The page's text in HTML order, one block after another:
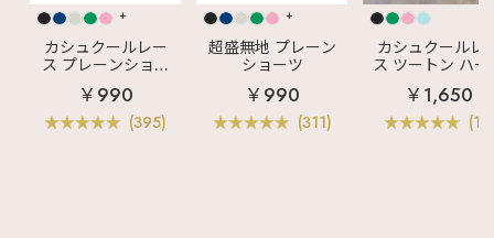
♡┈┈┈┈┈┈┈┈┈
┈┈┈┈┈┈┈┈┈┈
┈♡ 最後までご覧い
ただきありがとうござ
います♪ 掲載商品は画
像をタップ‼ 気になる
投稿は"保存"がオスス
メ☑ この投稿の他に
+
カシュクールレー
ス プレーンショー
ツ
￥990
(395)
+
超盛無地 プレーン
ショーツ
￥990
(311)
カシュクールレ
ス ツートン ハー
バックショーツ
￥1,650
(11)